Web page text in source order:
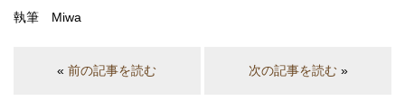
執筆 Miwa
«前の記事を読む 次の記事を読む»